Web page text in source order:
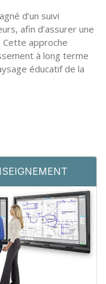
d’un suivi
afin d’assurer une
approche
à long terme
éducatif de la